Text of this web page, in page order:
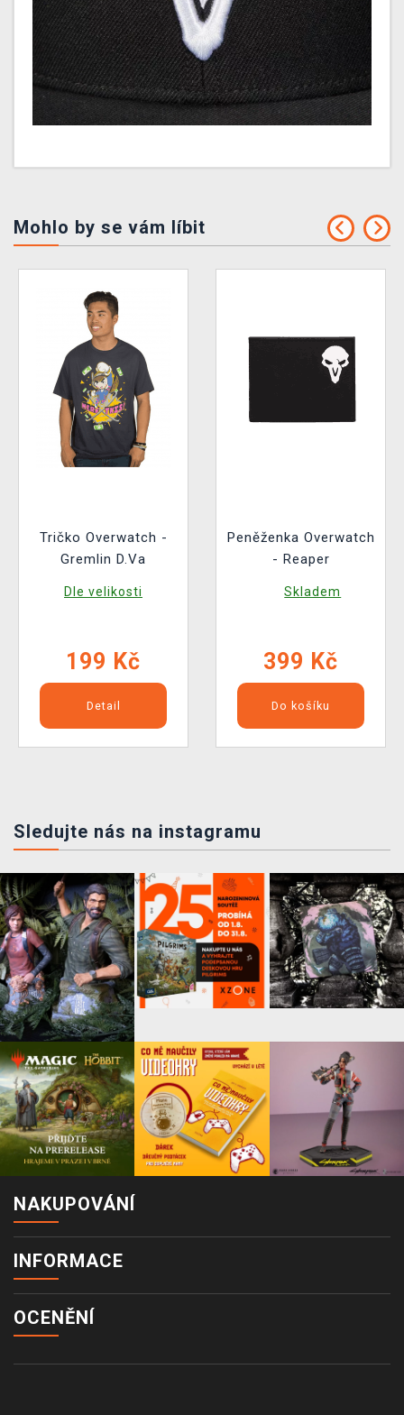
Mohlo by se vám líbit
Tričko Overwatch -
Gremlin D.Va
Dle velikosti
199 Kč
Detail
Peněženka Overwatch
- Reaper
Skladem
399 Kč
Do košíku
Sledujte nás na instagramu
NAKUPOVÁNÍ
INFORMACE
OCENĚNÍ